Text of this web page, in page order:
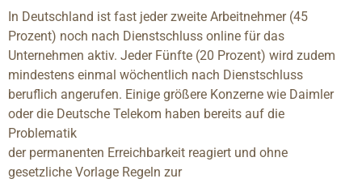
In Deutschland ist fast jeder zweite Arbeitnehmer (45
Prozent) noch nach Dienstschluss online für das
Unternehmen aktiv. Jeder Fünfte (20 Prozent) wird zudem
mindestens einmal wöchentlich nach Dienstschluss
beruflich angerufen. Einige größere Konzerne wie Daimler
oder die Deutsche Telekom haben bereits auf die
Problematik
der permanenten Erreichbarkeit reagiert und ohne
gesetzliche Vorlage Regeln zur